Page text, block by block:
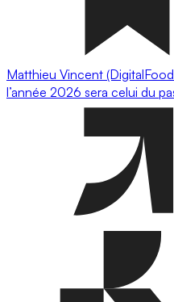
Matthieu Vincent
l’année 2026 sera celui du